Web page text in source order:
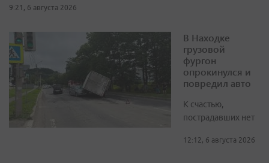
9:21, 6 августа 2026
В Находке
грузовой
фургон
опрокинулся и
повредил авто
К счастью,
пострадавших нет
12:12, 6 августа 2026